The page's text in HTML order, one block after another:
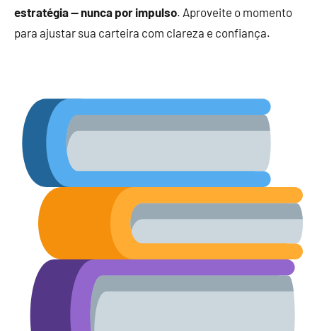
estratégia — nunca por impulso. Aproveite o momento
para ajustar sua carteira com clareza e confiança.